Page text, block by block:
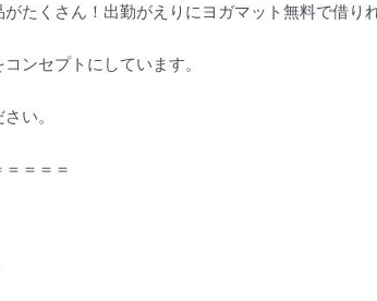
たくさん！出勤がえりにヨガマット無料で借り
ンセプトにしています。
い。
＝＝＝